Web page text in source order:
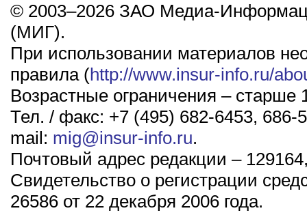
© 2003–2026 ЗАО Медиа-
(МИГ).
При использовании материалов
правила (http://www.insur-info.ru/
Возрастные ограничения – старше
Тел. / факс: +7 (495) 682-6453, 686-
mail: mig@insur-info.ru.
Почтовый адрес редакции –
Свидетельство о регистрации
26586 от 22 декабря 2006 года.